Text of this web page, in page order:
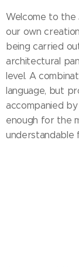
Welcome to the
our own
being carried
architectural
level. A
language, but
accompanied
enough for the
understandable